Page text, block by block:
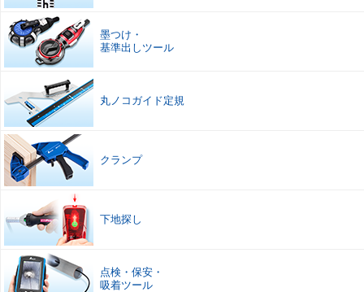
墨つけ ・
基準出しツール
丸ノコガイド定規
クランプ
下地探し
点検 ・ 保安 ・
吸着ツール